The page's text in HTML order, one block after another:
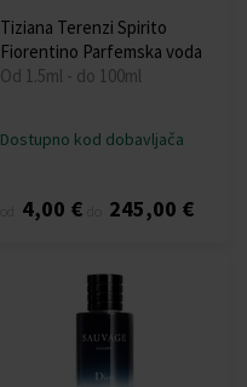
Tiziana Terenzi Spirito
Fiorentino Parfemska voda
Od 1.5ml - do 100ml
Dostupno kod dobavljača
4,00 € 245,00 €